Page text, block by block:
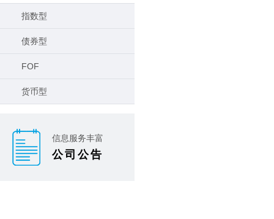
指数型
债券型
FOF
货币型
信息服务丰富
公司公告